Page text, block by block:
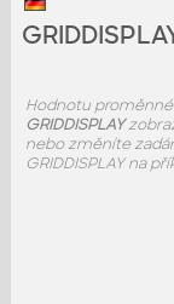
Hodnotu proměnné
GRIDDISPLAY
nebo změníte
GRIDDISPLAY na